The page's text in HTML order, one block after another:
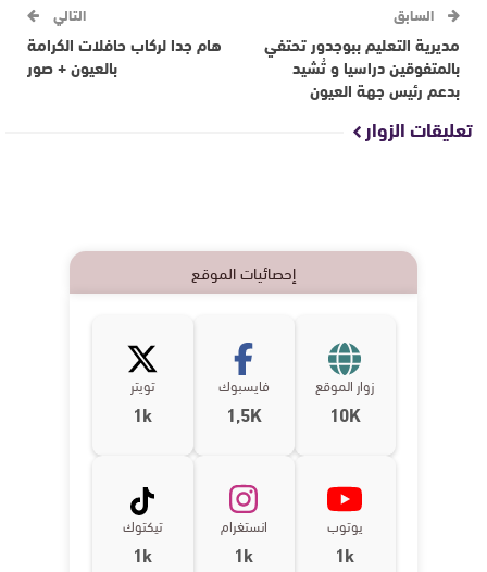
السابق
مديرية التعليم ببوجدور تحتفي
بالمتفوقين دراسيا و تُشيد
بدعم رئيس جهة العيون
التالي
هام جدا لركاب حافلات الكرامة
بالعيون + صور
تعليقات الزوار
إحصائيات الموقع
زوار الموقع
10K
فايسبوك
1,5K
تويتر
1k
يوتوب
1k
انستغرام
1k
تيكتوك
1k